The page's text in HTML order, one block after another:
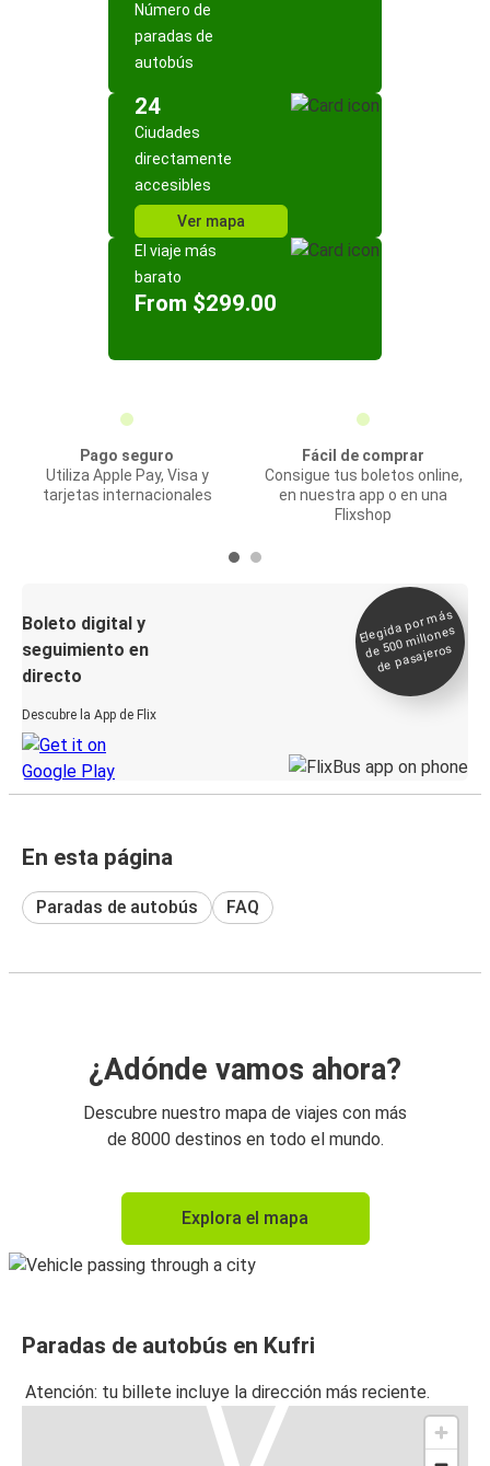
Número de
paradas de
autobús
24
Ciudades
directamente
accesibles
Ver mapa
El viaje más
barato
From $299.00
Pago seguro
Utiliza Apple Pay, Visa y
tarjetas internacionales
Fácil de comprar
Consigue tus boletos online,
en nuestra app o en una
Flixshop
Boleto digital y
seguimiento en
directo
Descubre la App de Flix
Elegida por
más
de 500
millones
de pasajeros
En esta página
Paradas de autobús FAQ
¿Adónde vamos ahora?
Descubre nuestro mapa de viajes con más
de 8000 destinos en todo el mundo.
Explora el mapa
Paradas de autobús en Kufri
Atención: tu billete incluye la dirección más reciente.